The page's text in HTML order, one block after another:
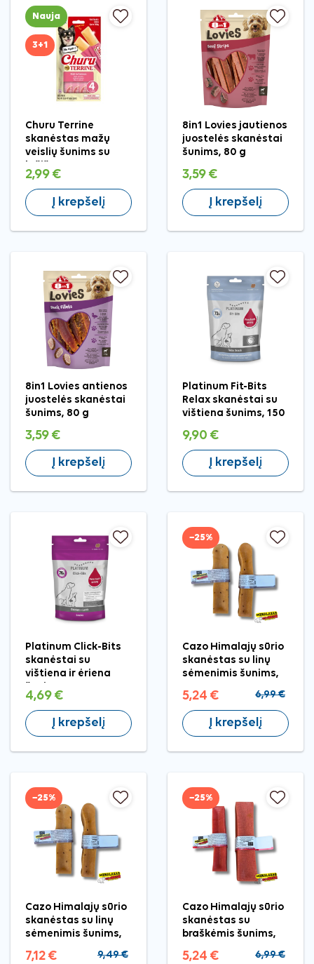
Nauja
3+1
Churu Terrine
skanėstas mažų
veislių šunims su
2,99 €
Į krepšelį
8in1 Lovies jautienos
juostelės skanėstai
šunims, 80 g
3,59 €
Į krepšelį
8in1 Lovies antienos
juostelės skanėstai
šunims, 80 g
3,59 €
Į krepšelį
Platinum Fit-Bits
Relax skanėstai su
vištiena šunims, 150
9,90 €
Į krepšelį
Platinum Click-Bits
skanėstai su
vištiena ir ėriena
4,69 €
Į krepšelį
−25%
Cazo Himalajų sūrio
skanėstas su linų
sėmenimis šunims,
5,24 € 6,99 €
Į krepšelį
−25%
Cazo Himalajų sūrio
skanėstas su linų
sėmenimis šunims,
7,12 € 9,49 €
−25%
Cazo Himalajų sūrio
skanėstas su
braškėmis šunims,
5,24 € 6,99 €